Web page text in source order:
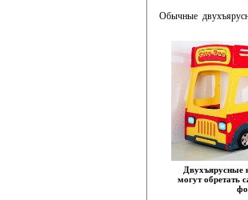
Двухъярусные
могут обретать
Обычные